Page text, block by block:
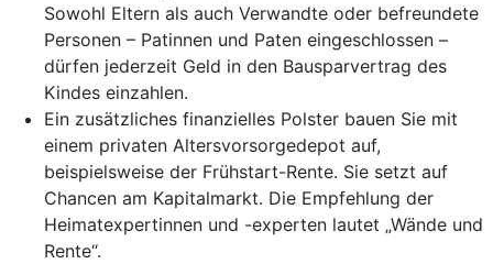
Sowohl Eltern als auch Verwandte oder befreundete
Personen – Patinnen und Paten eingeschlossen –
dürfen jederzeit Geld in den Bausparvertrag des
Kindes einzahlen.
Ein zusätzliches finanzielles Polster bauen Sie mit
einem privaten Altersvorsorgedepot auf,
beispielsweise der Frühstart-Rente. Sie setzt auf
Chancen am Kapitalmarkt. Die Empfehlung der
Heimatexpertinnen und -experten lautet „Wände und
Rente“.